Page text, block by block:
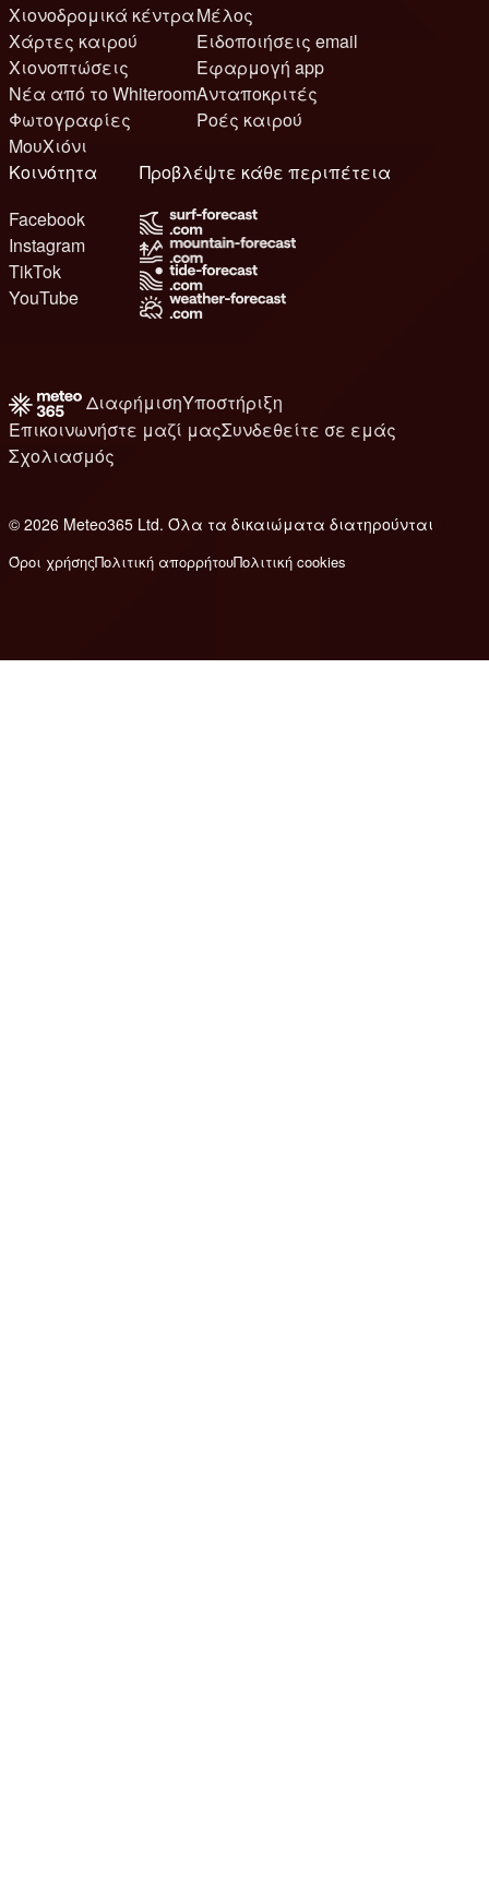
Χιονοδρομικά κέντρα
Χάρτες καιρού
Χιονοπτώσεις
Νέα από το Whiteroom
Φωτογραφίες
ΜουΧιόνι
Μέλος
Ειδοποιήσεις email
Εφαρμογή app
Ανταποκριτές
Ροές καιρού
Κοινότητα
Facebook
Instagram
TikTok
YouTube
Προβλέψτε κάθε περιπέτεια
ΔιαφήμισηΥποστήριξη
Επικοινωνήστε μαζί μαςΣυνδεθείτε σε εμάς
Σχολιασμός
© 2026 Meteo365 Ltd. Όλα τα δικαιώματα διατηρούνται
Όροι χρήσηςΠολιτική απορρήτουΠολιτική cookies